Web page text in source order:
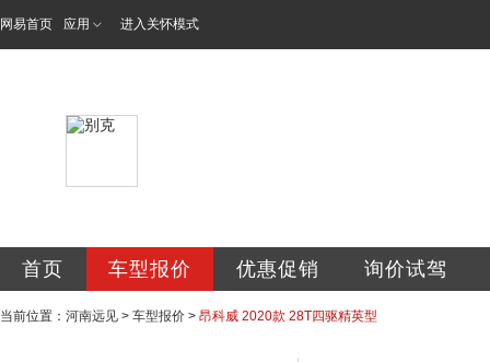
网易首页 应用 进入关怀模式
首页 车型报价 优惠促销 询价试驾
当前位置： 河南远见 > 车型报价 > 昂科威 2020款 28T四驱精英型